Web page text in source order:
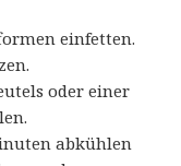
einfetten.
oder einer
abkühlen